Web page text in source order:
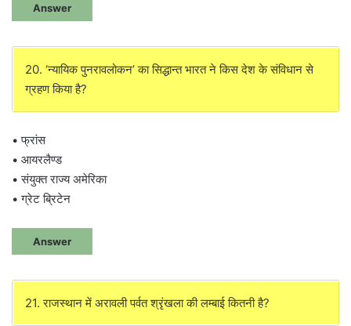
Answer
20. ‘न्यायिक पुनरावलोकन’ का सिद्धान्त भारत ने किस देश के संविधान से
ग्रहण किया है?
• फ्रांस
• आयरलैण्ड
• संयुक्त राज्य अमेरिका
• ग्रेट ब्रिटेन
Answer
21. राजस्थान में अरावली पर्वत श्रृंखला की लम्बाई कितनी है?